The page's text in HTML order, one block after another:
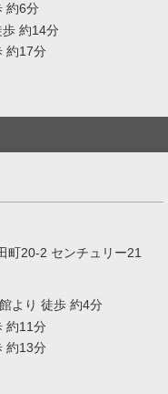
約6分
約14分
約17分
町20-2 センチュリー21
より 徒歩 約4分
約11分
約13分